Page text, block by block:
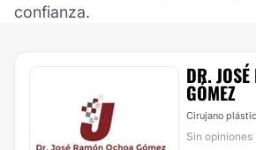
confianza.
DR.
GÓMEZ
Cirujano
Sin opiniones